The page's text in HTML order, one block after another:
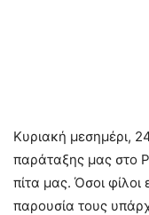
Κυριακή μεσημέρι,
παράταξης μας στο
πίτα μας. Όσοι
παρουσία τους